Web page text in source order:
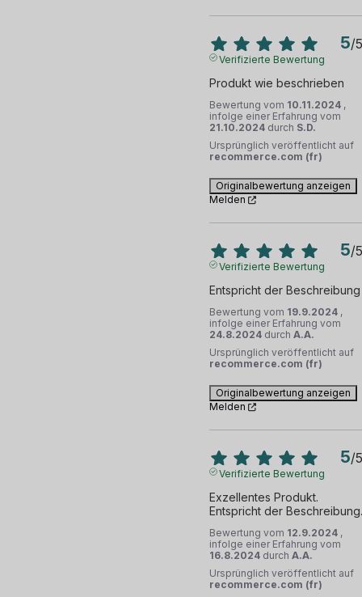
5/5
Verifizierte Bewertung
Produkt wie beschrieben
Bewertung vom 10.11.2024 ,
infolge einer Erfahrung vom
21.10.2024 durch S.D.
Ursprünglich veröffentlicht auf
recommerce.com (fr)
Originalbewertung anzeigen
Melden
5/5
Verifizierte Bewertung
Entspricht der Beschreibung
Bewertung vom 19.9.2024 ,
infolge einer Erfahrung vom
24.8.2024 durch A.A.
Ursprünglich veröffentlicht auf
recommerce.com (fr)
Originalbewertung anzeigen
Melden
5/5
Verifizierte Bewertung
Exzellentes Produkt.
Entspricht der Beschreibung.
Bewertung vom 12.9.2024 ,
infolge einer Erfahrung vom
16.8.2024 durch A.A.
Ursprünglich veröffentlicht auf
recommerce.com (fr)